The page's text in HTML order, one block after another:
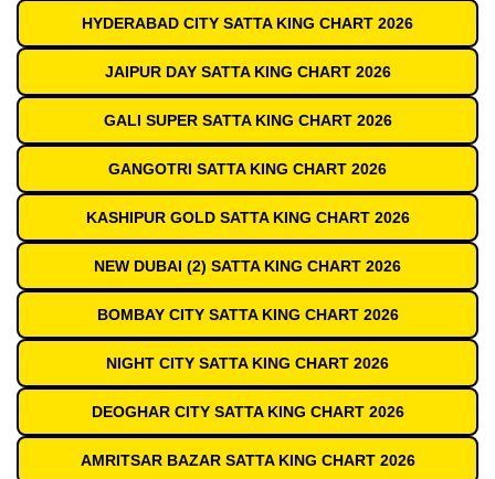
HYDERABAD CITY SATTA KING CHART 2026
JAIPUR DAY SATTA KING CHART 2026
GALI SUPER SATTA KING CHART 2026
GANGOTRI SATTA KING CHART 2026
KASHIPUR GOLD SATTA KING CHART 2026
NEW DUBAI (2) SATTA KING CHART 2026
BOMBAY CITY SATTA KING CHART 2026
NIGHT CITY SATTA KING CHART 2026
DEOGHAR CITY SATTA KING CHART 2026
AMRITSAR BAZAR SATTA KING CHART 2026